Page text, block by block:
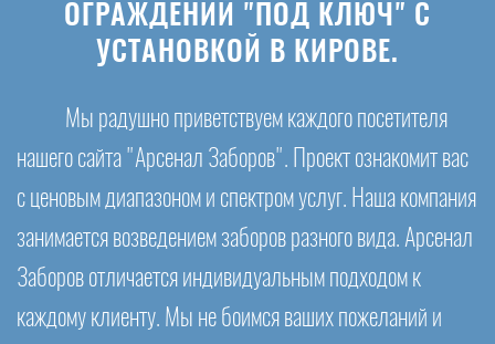
ОГРАЖДЕНИЙ "ПОД КЛЮЧ" С
УСТАНОВКОЙ В КИРОВЕ.
Мы радушно приветствуем каждого посетителя
нашего сайта "Арсенал Заборов". Проект ознакомит вас
с ценовым диапазоном и спектром услуг. Наша компания
занимается возведением заборов разного вида. Арсенал
Заборов отличается индивидуальным подходом к
каждому клиенту. Мы не боимся ваших пожеланий и